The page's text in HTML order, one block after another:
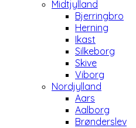
Midtjylland
Bjerringbro
Herning
Ikast
Silkeborg
Skive
Viborg
Nordjylland
Aars
Aalborg
Brønderslev